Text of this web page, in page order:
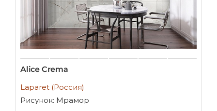
Alice Crema
Laparet (Россия)
Рисунок: Мрамор